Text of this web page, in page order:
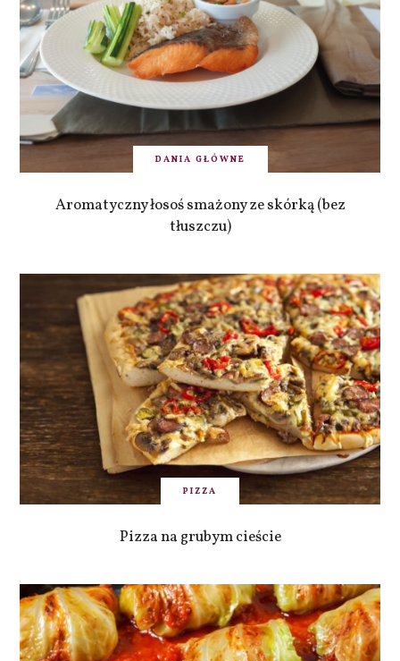
DANIA GŁÓWNE
Aromatyczny łosoś smażony ze skórką (bez
tłuszczu)
PIZZA
Pizza na grubym cieście